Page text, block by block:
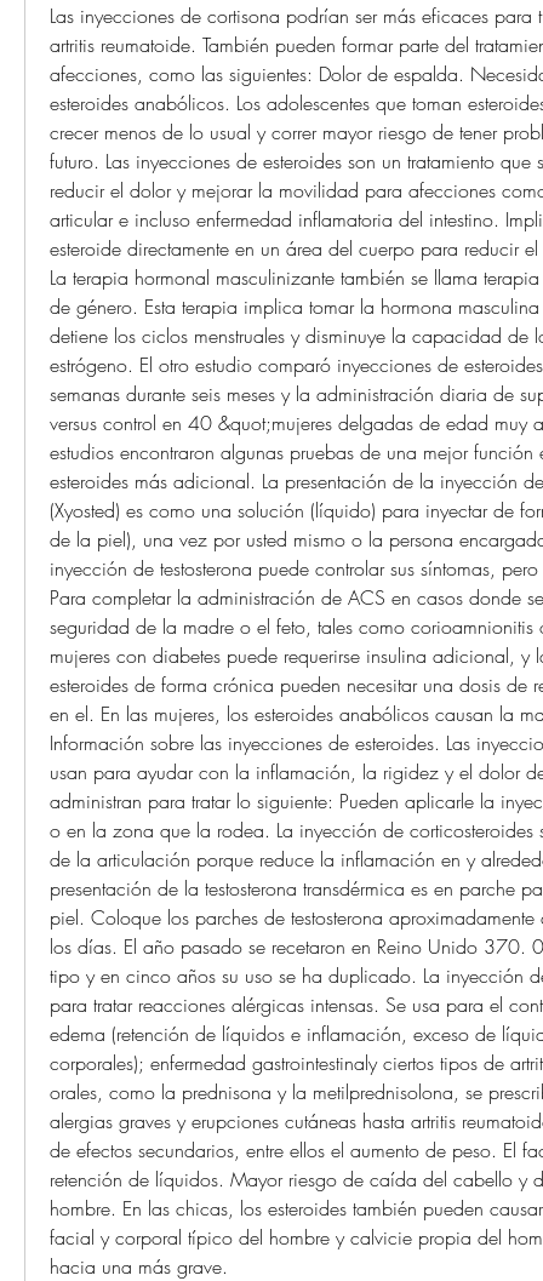
Las inyecciones de cortisona podrían ser más eficaces para
artritis reumatoide. También pueden formar parte del
afecciones, como las siguientes: Dolor de espalda.
esteroides anabólicos. Los adolescentes que toman
crecer menos de lo usual y correr mayor riesgo de tener
futuro. Las inyecciones de esteroides son un tratamiento que
reducir el dolor y mejorar la movilidad para afecciones
articular e incluso enfermedad inflamatoria del intestino.
esteroide directamente en un área del cuerpo para reducir
La terapia hormonal masculinizante también se llama
de género. Esta terapia implica tomar la hormona masculina
detiene los ciclos menstruales y disminuye la capacidad de
estrógeno. El otro estudio comparó inyecciones de
semanas durante seis meses y la administración diaria de
versus control en 40 &quot;mujeres delgadas de edad muy
estudios encontraron algunas pruebas de una mejor
esteroides más adicional. La presentación de la inyección
(Xyosted) es como una solución (líquido) para inyectar de
de la piel), una vez por usted mismo o la persona
inyección de testosterona puede controlar sus síntomas,
Para completar la administración de ACS en casos donde
seguridad de la madre o el feto, tales como corioamnionitis
mujeres con diabetes puede requerirse insulina adicional, y
esteroides de forma crónica pueden necesitar una dosis de
en el. En las mujeres, los esteroides anabólicos causan la
Información sobre las inyecciones de esteroides. Las
usan para ayudar con la inflamación, la rigidez y el dolor
administran para tratar lo siguiente: Pueden aplicarle la
o en la zona que la rodea. La inyección de corticosteroides
de la articulación porque reduce la inflamación en y
presentación de la testosterona transdérmica es en parche
piel. Coloque los parches de testosterona
los días. El año pasado se recetaron en Reino Unido 370.
tipo y en cinco años su uso se ha duplicado. La inyección
para tratar reacciones alérgicas intensas. Se usa para el
edema (retención de líquidos e inflamación, exceso de
corporales); enfermedad gastrointestinaly ciertos tipos de
orales, como la prednisona y la metilprednisolona, se
alergias graves y erupciones cutáneas hasta artritis
de efectos secundarios, entre ellos el aumento de peso. El
retención de líquidos. Mayor riesgo de caída del cabello y
hombre. En las chicas, los esteroides también pueden
facial y corporal típico del hombre y calvicie propia del
hacia una más grave.